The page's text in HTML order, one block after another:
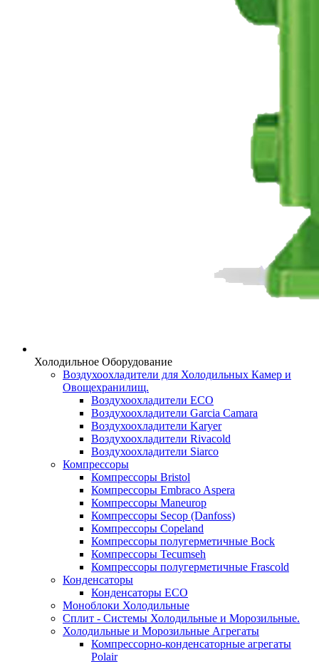
Холодильное Оборудование
Воздухоохладители для Холодильных Камер и
Овощехранилищ.
Воздухоохладители ECO
Воздухоохладители Garcia Camara
Воздухоохладители Karyer
Воздухоохладители Rivacold
Воздухоохладители Siarco
Компрессоры
Компрессоры Bristol
Компрессоры Embraco Aspera
Компрессоры Maneurop
Компрессоры Secop (Danfoss)
Компрессоры Copeland
Компрессоры полугерметичные Bock
Компрессоры Tecumseh
Компрессоры полугерметичные Frascold
Конденсаторы
Конденсаторы ECO
Моноблоки Холодильные
Сплит - Системы Холодильные и Морозильные.
Холодильные и Морозильные Агрегаты
Компрессорно-конденсаторные агрегаты
Polair